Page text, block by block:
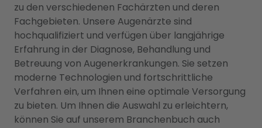
zu den verschiedenen Fachärzten und deren
Fachgebieten. Unsere Augenärzte sind
hochqualifiziert und verfügen über langjährige
Erfahrung in der Diagnose, Behandlung und
Betreuung von Augenerkrankungen. Sie setzen
moderne Technologien und fortschrittliche
Verfahren ein, um Ihnen eine optimale Versorgung
zu bieten. Um Ihnen die Auswahl zu erleichtern,
können Sie auf unserem Branchenbuch auch